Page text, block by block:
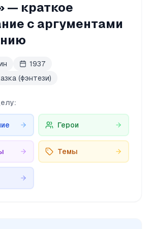
— краткое
с аргументами
1937
(фэнтези)
Герои
Темы